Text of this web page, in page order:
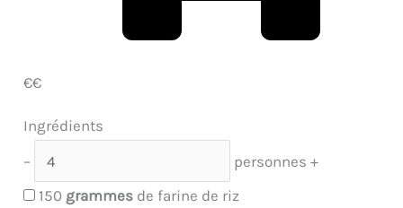
€€
Ingrédients
–
personnes +
150 grammes de farine de riz